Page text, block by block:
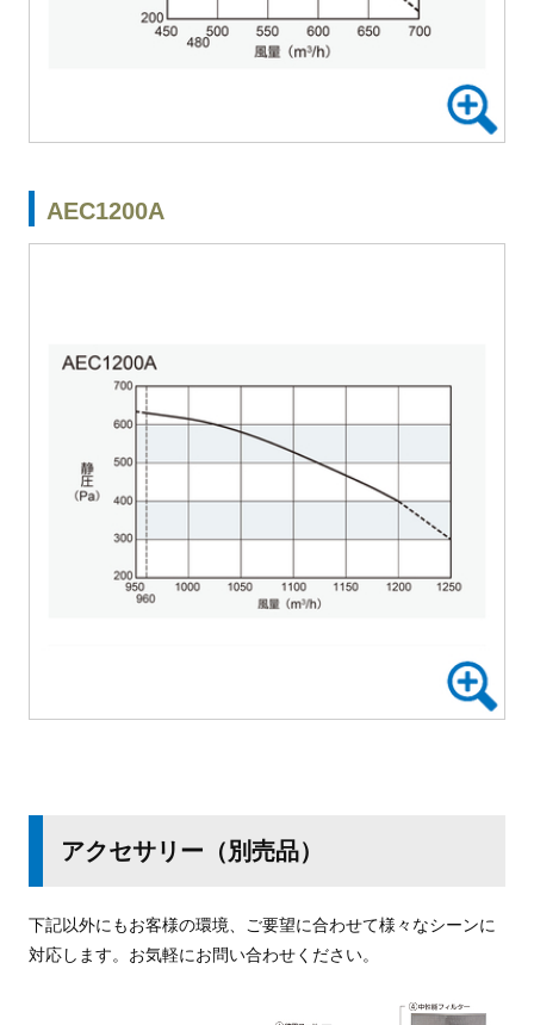
AEC1200A
アクセサリー（別売品）
下記以外にもお客様の環境、ご要望に合わせて様々なシーンに
対応します。お気軽にお問い合わせください。